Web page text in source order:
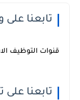
تابعنا
قنوات التوظيف
تابعنا على